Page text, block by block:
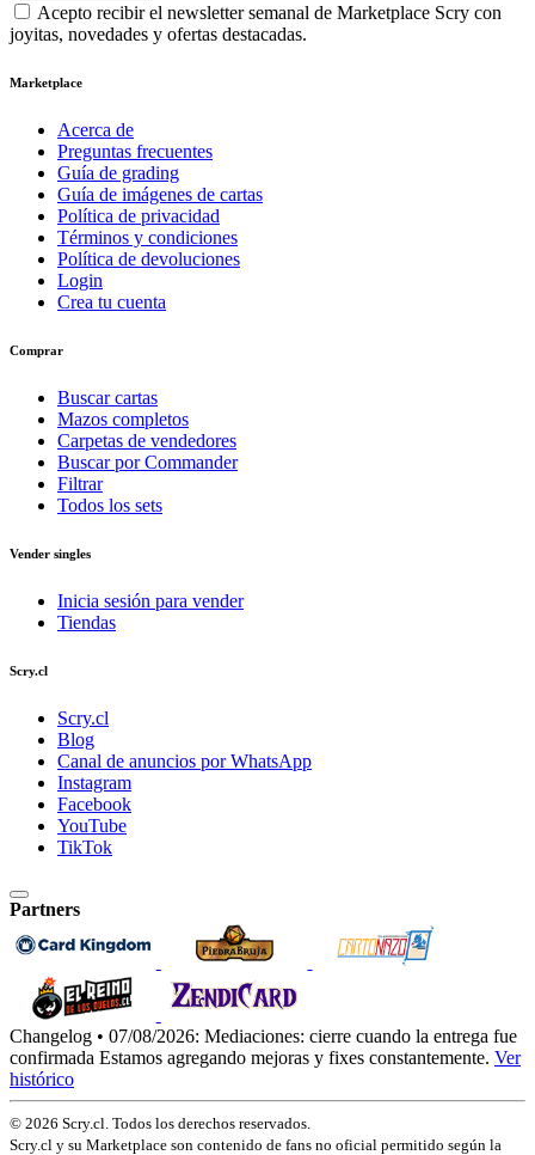
Acepto recibir el newsletter semanal de Marketplace Scry con
joyitas, novedades y ofertas destacadas.
Marketplace
Acerca de
Preguntas frecuentes
Guía de grading
Guía de imágenes de cartas
Política de privacidad
Términos y condiciones
Política de devoluciones
Login
Crea tu cuenta
Comprar
Buscar cartas
Mazos completos
Carpetas de vendedores
Buscar por Commander
Filtrar
Todos los sets
Vender singles
Inicia sesión para vender
Tiendas
Scry.cl
Scry.cl
Blog
Canal de anuncios por WhatsApp
Instagram
Facebook
YouTube
TikTok
Partners
Changelog • 07/08/2026: Mediaciones: cierre cuando la entrega fue
confirmada Estamos agregando mejoras y fixes constantemente. Ver
histórico
© 2026 Scry.cl. Todos los derechos reservados.
Scry.cl y su Marketplace son contenido de fans no oficial permitido según la